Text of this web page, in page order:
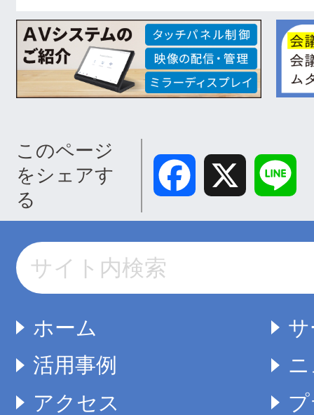
このページ
をシェアす
る
Facebook
ホーム
活用事例
アクセス